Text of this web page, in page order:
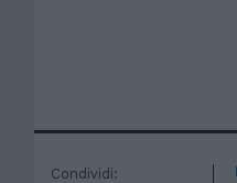
Condividi: